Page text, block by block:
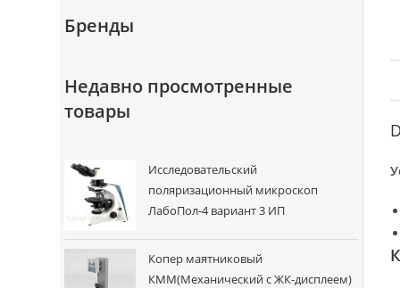
Бренды
Недавно просмотренные
товары
Исследовательский
поляризационный микроскоп
ЛабоПол-4 вариант 3 ИП
Копер маятниковый
КММ(Механический с ЖК-дисплеем)